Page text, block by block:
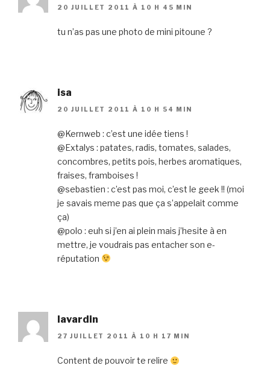
20 JUILLET 2011 À 10 H 45 MIN
tu n’as pas une photo de mini pitoune ?
isa
20 JUILLET 2011 À 10 H 54 MIN
@Kernweb : c’est une idée tiens !
@Extalys : patates, radis, tomates, salades,
concombres, petits pois, herbes aromatiques,
fraises, framboises !
@sebastien : c’est pas moi, c’est le geek !! (moi
je savais meme pas que ça s’appelait comme
ça)
@polo : euh si j’en ai plein mais j’hesite à en
mettre, je voudrais pas entacher son e-
réputation
lavardin
27 JUILLET 2011 À 10 H 17 MIN
Content de pouvoir te relire